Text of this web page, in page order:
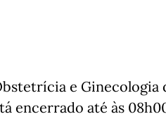
e Ginecologia
encerrado até às